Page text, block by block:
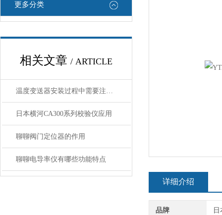
更多分类
相关文章 / ARTICLE
温度变送器安装过程中需要注意哪些细节
日本横河CA300系列校验仪应用
聊聊阀门定位器的作用
聊聊电导率仪有哪些功能特点
详细介绍
品牌